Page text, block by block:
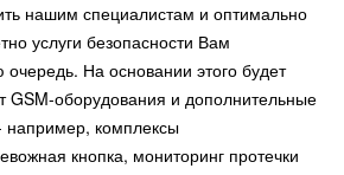
нашим специалистам и оптимально
услуги безопасности Вам
На основании этого будет
GSM-оборудования и дополнительные
например, комплексы
кнопка, мониторинг протечки